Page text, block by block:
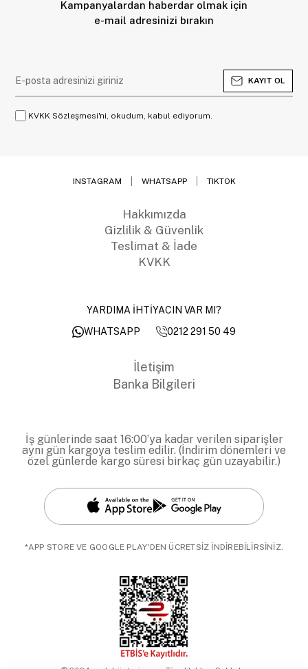
Kampanyalardan haberdar olmak için
e-mail adresinizi bırakın
KAYIT OL
KVKK Sözleşmesi'ni, okudum, kabul ediyorum.
INSTAGRAM WHATSAPP TIKTOK
Hakkımızda
Gizlilik & Güvenlik
Teslimat & İade
KVKK
YARDIMA İHTİYACIN VAR MI?
WHATSAPP
0212 291 50 49
İletişim
Banka Bilgileri
İş günlerinde saat 16:00’ya kadar verilen siparişler
aynı gün kargoya teslim edilir. (İndirim dönemleri ve
özel günlerde kargo süresi birkaç gün uzayabilir.)
*APP STORE VE GOOGLE PLAY'DEN ÜCRETSİZ İNDİREBİLİRSİNİZ.